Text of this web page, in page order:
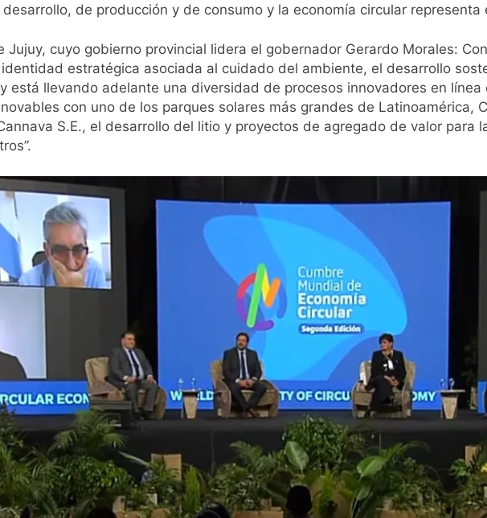
de producción y de consumo y la economía circular
Jujuy, cuyo gobierno provincial lidera el gobernador Gerardo Morales:
estratégica asociada al cuidado del ambiente, el desarrollo
está llevando adelante una diversidad de procesos innovadores en
con uno de los parques solares más grandes de Latinoamérica,
S.E., el desarrollo del litio y proyectos de agregado de valor para